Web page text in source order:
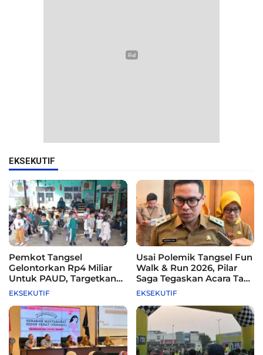
EKSEKUTIF
Pemkot Tangsel
Gelontorkan Rp4 Miliar
Untuk PAUD, Targetkan
115 Sekolah
EKSEKUTIF
Usai Polemik Tangsel Fun
Walk & Run 2026, Pilar
Saga Tegaskan Acara Tak
Difasilitasi Pemkot
EKSEKUTIF